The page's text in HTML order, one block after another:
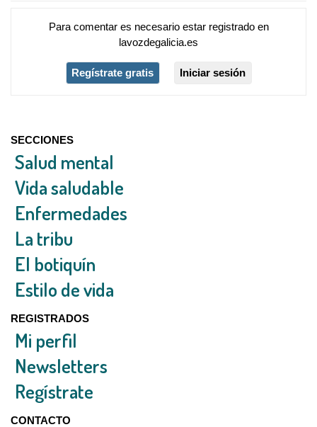
Para comentar es necesario estar registradoen
lavozdegalicia.es
Regístrate gratis Iniciar sesión
SECCIONES
Salud mental
Vida saludable
Enfermedades
La tribu
El botiquín
Estilo de vida
REGISTRADOS
Mi perfil
Newsletters
Regístrate
CONTACTO